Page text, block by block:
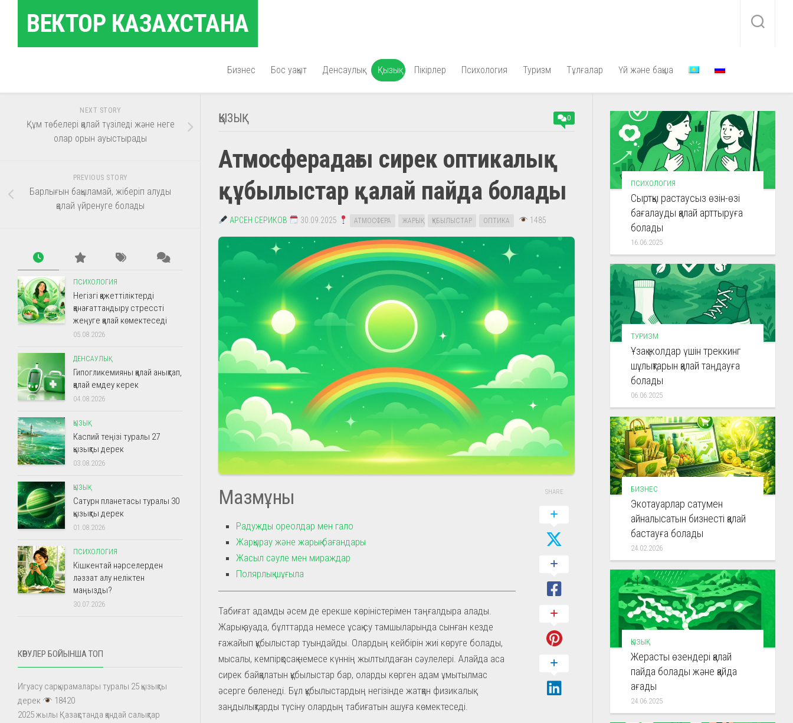
contentВЕКТОР КАЗАХСТАНА
Бизнес Бос уақыт Денсаулық Қызық Пікірлер Психология Туризм Тұлғалар Үй және бақша
ҚЫЗЫҚ 0
Атмосферадағы сирек оптикалық
құбылыстар қалай пайда болады
АРСЕН СЕРИКОВ 30.09.2025 АТМОСФЕРА ЖАРЫҚ ҚҰБЫЛЫСТАР ОПТИКА 1485
Мазмұны
Радужды ореолдар мен гало
Жарқырау және жарық бағандары
Жасыл сәуле мен мираждар
Полярлық шұғыла
Табиғат адамды әсем де ерекше көріністерімен таңғалдыра алады.
Жарық ауада, бұлттарда немесе ұсақ су тамшыларында сынған кезде
ғажайып құбылыстар туындайды. Олардың кейбірін жиі көруге болады,
мысалы, кемпірқосақ немесе күннің жылтылдаған сәулелері. Алайда аса
сирек байқалатын құбылыстар бар, оларды көрген адам ұмытылмас
әсерге бөленеді. Бұл құбылыстардың негізінде жатқан физикалық
заңдылықтарды түсіну олардың табиғатын ашуға көмектеседі.
SHARE
NEXT STORY
Құм төбелері қалай түзіледі және неге
олар орын ауыстырады
PREVIOUS STORY
Барлығын бақыламай, жіберіп алуды
қалай үйренуге болады
ПСИХОЛОГИЯ
Негізгі қажеттіліктерді
қанағаттандыру стрессті
жеңуге қалай көмектеседі
05.08.2026
ДЕНСАУЛЫҚ
Гипогликемияны қалай анықтап,
қалай емдеу керек
04.08.2026
ҚЫЗЫҚ
Каспий теңізі туралы 27
қызықты дерек
03.08.2026
ҚЫЗЫҚ
Сатурн планетасы туралы 30
қызықты дерек
01.08.2026
ПСИХОЛОГИЯ
Кішкентай нәрселерден
ләззат алу неліктен
маңызды?
30.07.2026
КӨРУЛЕР БОЙЫНША ТОП
Игуасу сарқырамалары туралы 25 қызықты
дерек
18420
2025 жылы Қазақстанда қандай салықтар
ПСИХОЛОГИЯ
Сыртқы растаусыз өзін-өзі
бағалауды қалай арттыруға
болады
16.06.2025
ТУРИЗМ
Ұзақ жолдар үшін треккинг
шұлықтарын қалай таңдауға
болады
06.06.2025
БИЗНЕС
Экотауарлар сатумен
айналысатын бизнесті қалай
бастауға болады
24.02.2026
ҚЫЗЫҚ
Жерасты өзендері қалай
пайда болады және қайда
ағады
24.06.2025